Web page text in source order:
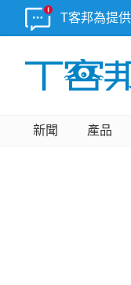
T客邦為提
新聞 產品